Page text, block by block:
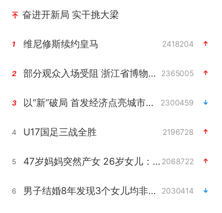
奋进开新局 实干挑大梁
1 维尼修斯续约皇马 2418204
2 部分观众入场受阻 浙江省博物馆致歉 2365005
3 以“新”破局 首发经济点亮城市消费活力 2300459
4 U17国足三战全胜 2196728
5 47岁妈妈突然产女 26岁女儿：很震惊 2068722
6 男子结婚8年发现3个女儿均非亲生 2030414